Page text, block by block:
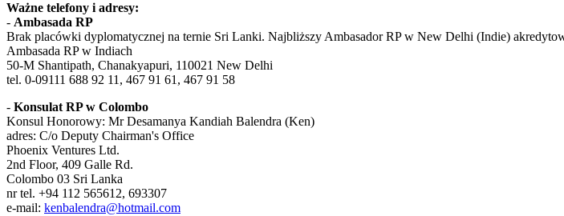
Ważne telefony i adresy:
- Ambasada RP
Brak placówki dyplomatycznej na ternie Sri Lanki. Najbliższy Ambasador RP w New Delhi (Indie)
Ambasada RP w Indiach
50-M Shantipath, Chanakyapuri, 110021 New Delhi
tel. 0-09111 688 92 11, 467 91 61, 467 91 58
- Konsulat RP w Colombo
Konsul Honorowy: Mr Desamanya Kandiah Balendra (Ken)
adres: C/o Deputy Chairman's Office
Phoenix Ventures Ltd.
2nd Floor, 409 Galle Rd.
Colombo 03 Sri Lanka
nr tel. +94 112 565612, 693307
e-mail: kenbalendra@hotmail.com